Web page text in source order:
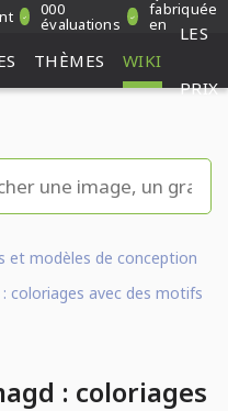
000
évaluations
fabriquée
en
Allemagne
THÈMES WIKI
LES
PRIX
et modèles de conception
coloriages avec des motifs
: coloriages